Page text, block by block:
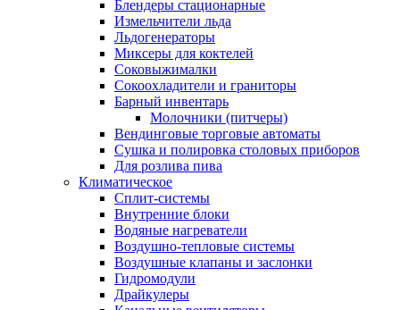
Блендеры стационарные
Измельчители льда
Льдогенераторы
Миксеры для коктелей
Соковыжималки
Сокоохладители и граниторы
Барный инвентарь
Молочники (питчеры)
Вендинговые торговые автоматы
Сушка и полировка столовых приборов
Для розлива пива
Климатическое
Сплит-системы
Внутренние блоки
Водяные нагреватели
Воздушно-тепловые системы
Воздушные клапаны и заслонки
Гидромодули
Драйкулеры